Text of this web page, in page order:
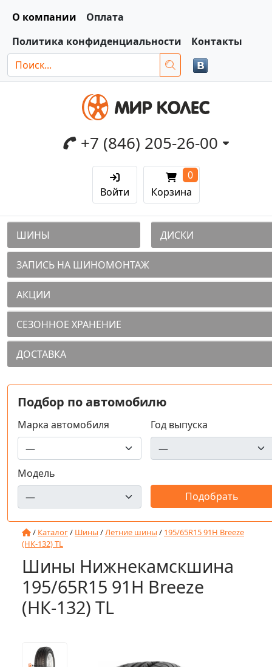
О компании
Оплата
Политика конфиденциальности
Контакты
+7 (846) 205-26-00
Войти Корзина
0
ШИНЫ ДИСКИ
ЗАПИСЬ НА ШИНОМОНТАЖ
АКЦИИ
СЕЗОННОЕ ХРАНЕНИЕ
ДОСТАВКА
Подбор по автомобилю
Марка автомобиля Год выпуска
Модель
/ Каталог/ Шины /Летние шины / 195/65R15 91H Breeze
(НК-132) TL
Шины Нижнекамскшина
195/65R15 91H Breeze
(НК-132) TL